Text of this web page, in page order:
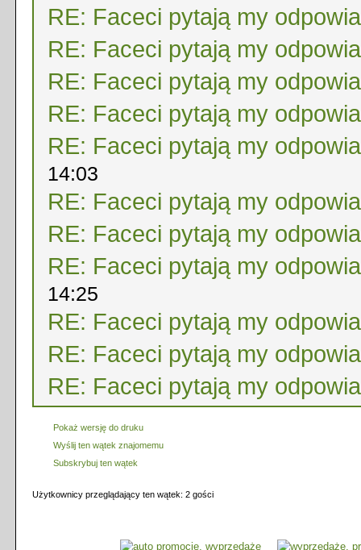
RE: Faceci pytają my
RE: Faceci pytają my
RE: Faceci pytają my
RE: Faceci pytają my
RE: Faceci pytają my
14:03
RE: Faceci pytają my
RE: Faceci pytają my
RE: Faceci pytają my
14:25
RE: Faceci pytają my
RE: Faceci pytają my
RE: Faceci pytają my
Pokaż wersję do druku
Wyślij ten wątek znajomemu
Subskrybuj ten wątek
Użytkownicy przeglądający ten wątek: 2 gości